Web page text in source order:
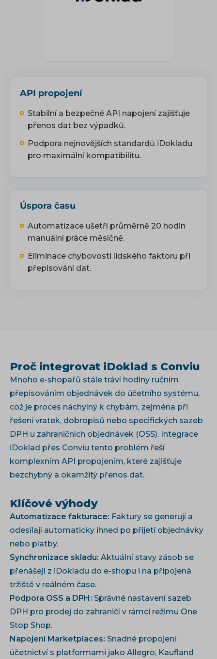
API propojení
Stabilní a bezpečné API napojení zajišťuje
přenos dat bez výpadků.
Podpora nejnovějších standardů iDokladu
pro maximální kompatibilitu.
Úspora času
Automatizace ušetří průměrně 20 hodin
manuální práce měsíčně.
Eliminace chybovosti lidského faktoru při
přepisování dat.
Proč integrovat iDoklad s Conviu
Mnoho e-shopařů stále tráví hodiny ručním
přepisováním objednávek do účetního systému,
což je proces náchylný k chybám, zejména při
řešení vratek, dobropisů nebo specifických sazeb
DPH u zahraničních objednávek (OSS). Integrace
iDoklad přes Conviu tento problém řeší
komplexním API propojením, které zajišťuje
bezchybný a okamžitý přenos dat.
Klíčové výhody
Automatizace fakturace: Faktury se generují a
odesílají automaticky ihned po přijetí objednávky
nebo platby.
Synchronizace skladu: Aktuální stavy zásob se
přenášejí z iDokladu do e-shopu i na připojená
tržiště v reálném čase.
Podpora OSS a DPH: Správné nastavení sazeb
DPH pro prodej do zahraničí v rámci režimu One
Stop Shop.
Napojení Marketplaces: Snadné propojení
účetnictví s platformami jako Allegro, Kaufland